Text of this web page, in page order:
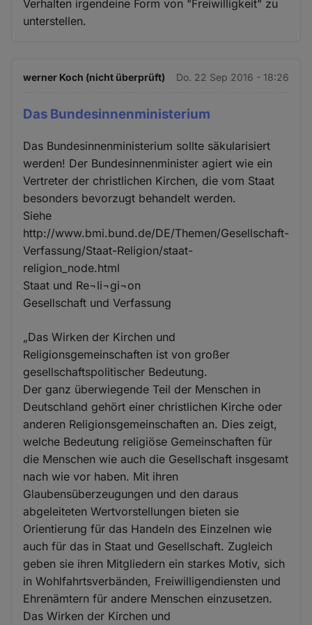
Verhalten irgendeine Form von "Freiwilligkeit" zu
unterstellen.
werner Koch (nicht überprüft) Do. 22 Sep 2016 - 18:26
Das Bundesinnenministerium
Das Bundesinnenministerium sollte säkularisiert
werden! Der Bundesinnenminister agiert wie ein
Vertreter der christlichen Kirchen, die vom Staat
besonders bevorzugt behandelt werden.
Siehe
http://www.bmi.bund.de/DE/Themen/Gesellschaft-
Verfassung/Staat-Religion/staat-
religion_node.html
Staat und Re¬li¬gi¬on
Gesellschaft und Verfassung
„Das Wirken der Kirchen und
Religionsgemeinschaften ist von großer
gesellschaftspolitischer Bedeutung.
Der ganz überwiegende Teil der Menschen in
Deutschland gehört einer christlichen Kirche oder
anderen Religionsgemeinschaften an. Dies zeigt,
welche Bedeutung religiöse Gemeinschaften für
die Menschen wie auch die Gesellschaft insgesamt
nach wie vor haben. Mit ihren
Glaubensüberzeugungen und den daraus
abgeleiteten Wertvorstellungen bieten sie
Orientierung für das Handeln des Einzelnen wie
auch für das in Staat und Gesellschaft. Zugleich
geben sie ihren Mitgliedern ein starkes Motiv, sich
in Wohlfahrtsverbänden, Freiwilligendiensten und
Ehrenämtern für andere Menschen einzusetzen.
Das Wirken der Kirchen und